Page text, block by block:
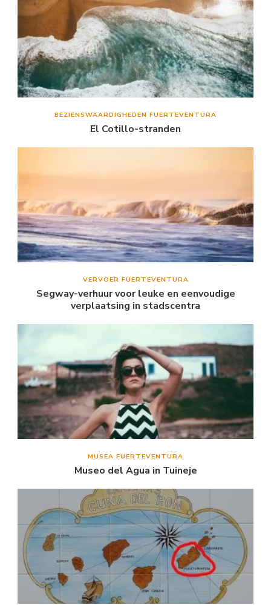
BEZIENSWAARDIGHEDEN FUERTEVENTURA
El Cotillo-stranden
VERVOER FUERTEVENTURA
Segway-verhuur voor leuke en eenvoudige
verplaatsing in stadscentra
MUSEA FUERTEVENTURA
Museo del Agua in Tuineje